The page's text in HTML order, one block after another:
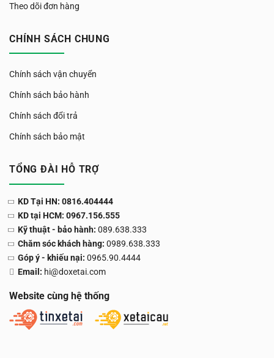
Theo dõi đơn hàng
CHÍNH SÁCH CHUNG
Chính sách vận chuyển
Chính sách bảo hành
Chính sách đổi trả
Chính sách bảo mật
TỔNG ĐÀI HỖ TRỢ
KD Tại HN: 0816.404444
KD tại HCM: 0967.156.555
Kỹ thuật - bảo hành: 089.638.333
Chăm sóc khách hàng: 0989.638.333
Góp ý - khiếu nại: 0965.90.4444
Email: hi@doxetai.com
Website cùng hệ thống